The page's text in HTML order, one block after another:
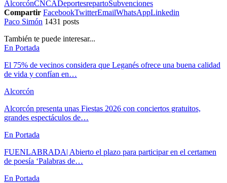
AlcorcónCNCADeportesrepartoSubvenciones
Compartir FacebookTwitterEmailWhatsAppLinkedin
Paco Simón 1431 posts
También te puede interesar...
En Portada
El 75% de vecinos considera que Leganés ofrece una buena calidad
de vida y confían en…
Alcorcón
Alcorcón presenta unas Fiestas 2026 con conciertos gratuitos,
grandes espectáculos de…
En Portada
FUENLABRADA| Abierto el plazo para participar en el certamen
de poesía ‘Palabras de…
En Portada